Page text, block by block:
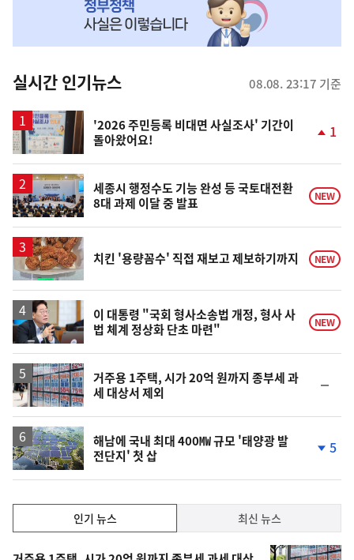
뉴
스
실시간 인기뉴스 08.08. 23:17 기준
'2026 주민등록 비대면 사실조사' 기간이
돌아왔어요!
승
1
세종시 행정수도 기능 완성 등 국토대전환
8대 과제 이달 중 발표
NEW
치킨 '용량꼼수' 직접 재보고 제보하기까지 NEW
이 대통령 "국회 형사소송법 개정, 형사 사
법 체계 정상화 단초 마련"
NEW
거주용 1주택, 시가 20억 원까지 종부세 과
세 대상서 제외
일
해남에 국내 최대 400㎿ 규모 '태양광 발
전단지' 첫 삽
락
5
기,
인기 뉴스 최신 뉴스